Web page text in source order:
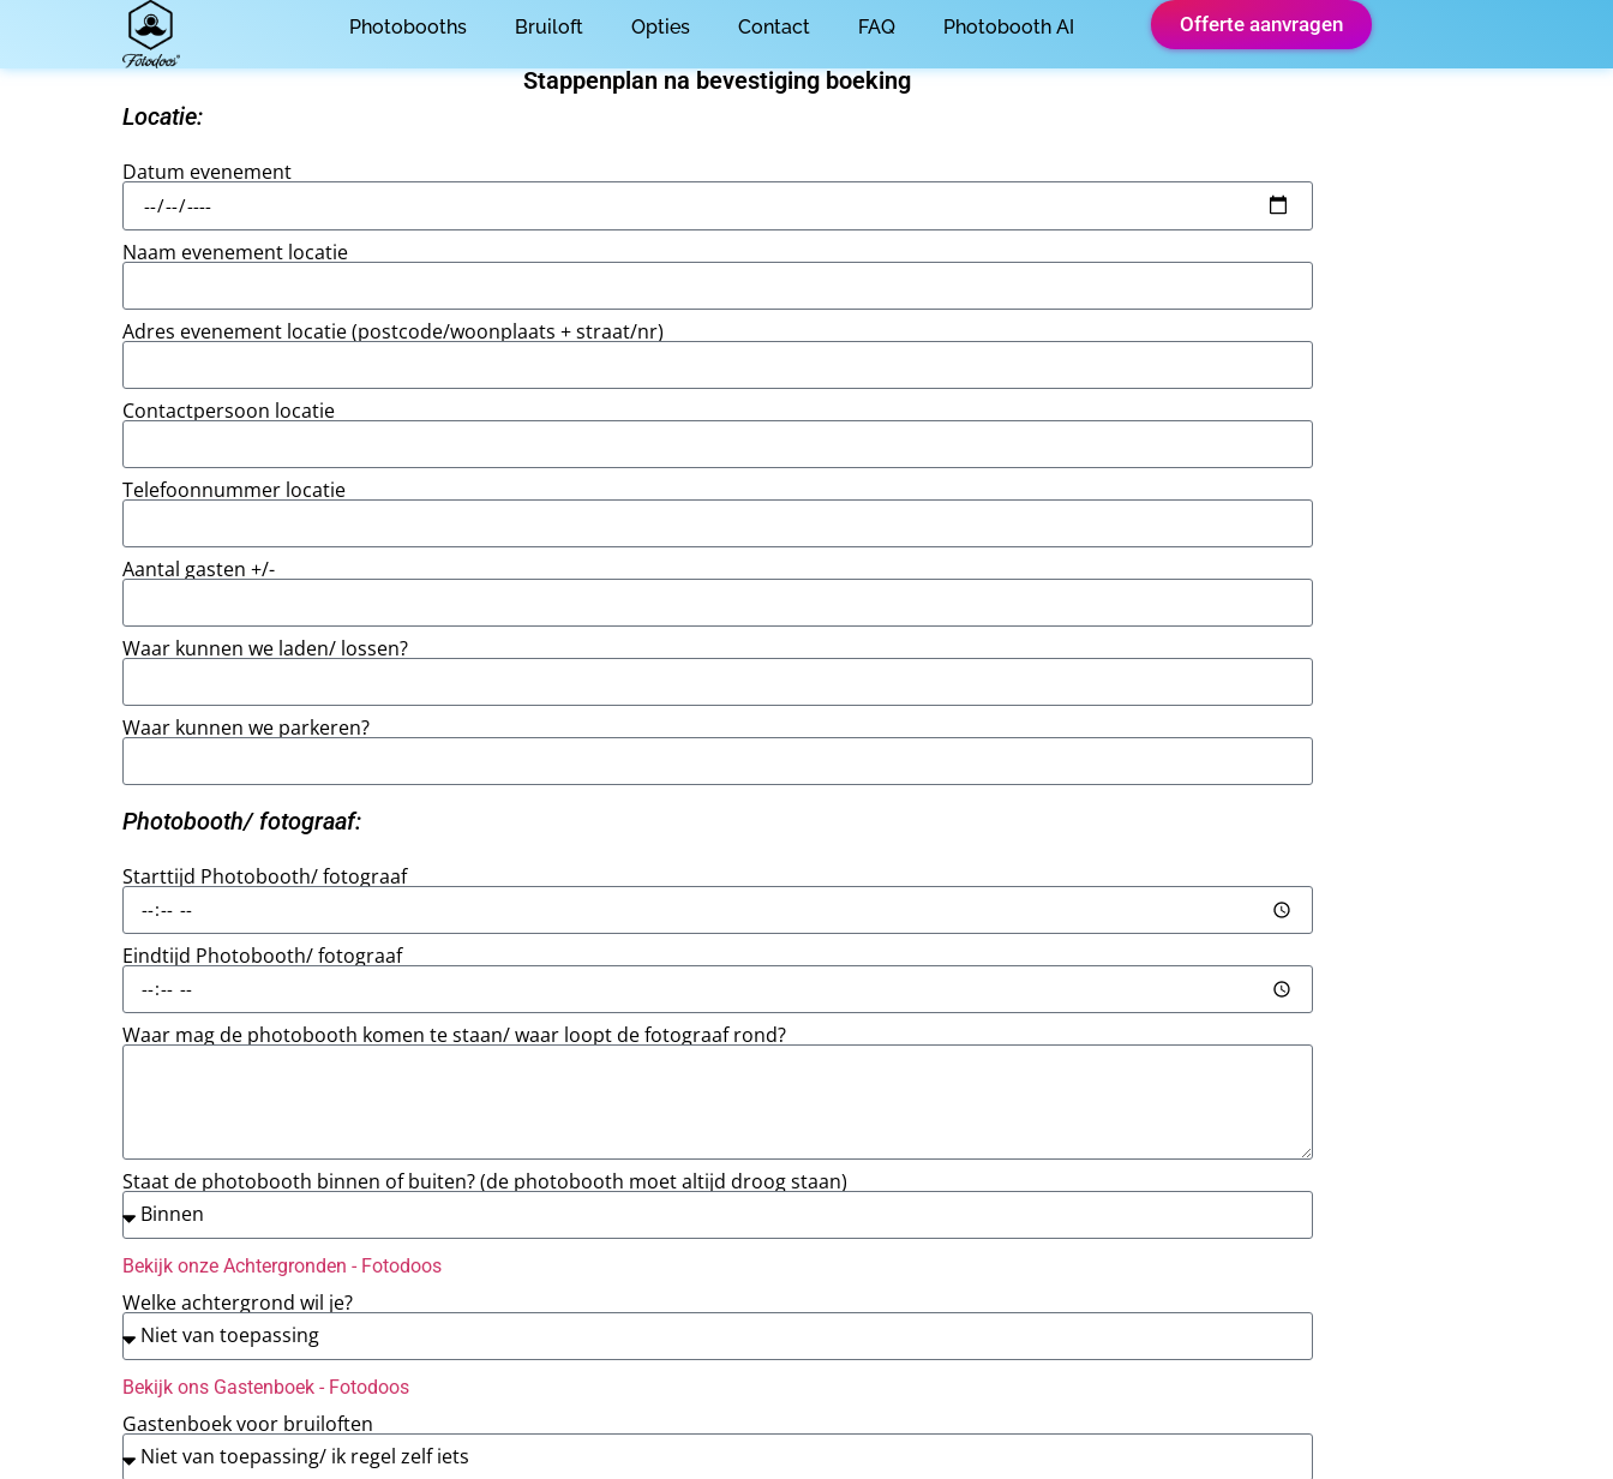
Photobooths Bruiloft Opties Contact FAQ Photobooth AI Offerte aanvragen
Stappenplan na bevestiging boeking
Locatie:
Datum evenement
Naam evenement locatie
Adres evenement locatie (postcode/woonplaats + straat/nr)
Contactpersoon locatie
Telefoonnummer locatie
Aantal gasten +/-
Waar kunnen we laden/ lossen?
Waar kunnen we parkeren?
Photobooth/ fotograaf:
Starttijd Photobooth/ fotograaf
Eindtijd Photobooth/ fotograaf
Waar mag de photobooth komen te staan/ waar loopt de fotograaf rond?
Staat de photobooth binnen of buiten? (de photobooth moet altijd droog staan)
Bekijk onze Achtergronden - Fotodoos
Welke achtergrond wil je?
Bekijk ons Gastenboek - Fotodoos
Gastenboek voor bruiloften